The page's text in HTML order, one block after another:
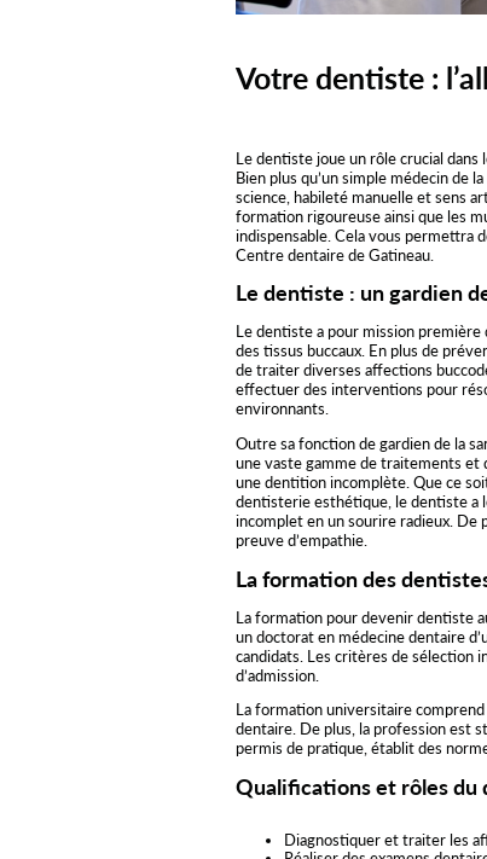
Votre dentiste :
Le dentiste joue un rôle crucial
Bien plus qu’un simple médecin de
science, habileté manuelle et sens
formation rigoureuse ainsi que les
indispensable. Cela vous permettra
Centre dentaire de Gatineau.
Le dentiste : un gardien
Le dentiste a pour mission
des tissus buccaux. En plus de
de traiter diverses affections
effectuer des interventions pour
environnants.
Outre sa fonction de gardien de la
une vaste gamme de traitements et
une dentition incomplète. Que ce
dentisterie esthétique, le dentiste a
incomplet en un sourire radieux. De
preuve d’empathie.
La formation des
La formation pour devenir dentiste
un doctorat en médecine dentaire
candidats. Les critères de sélection
d’admission.
La formation universitaire
dentaire. De plus, la profession est
permis de pratique, établit des
Qualifications et rôles du
Diagnostiquer et traiter les